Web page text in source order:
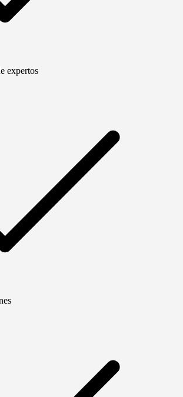
expertos